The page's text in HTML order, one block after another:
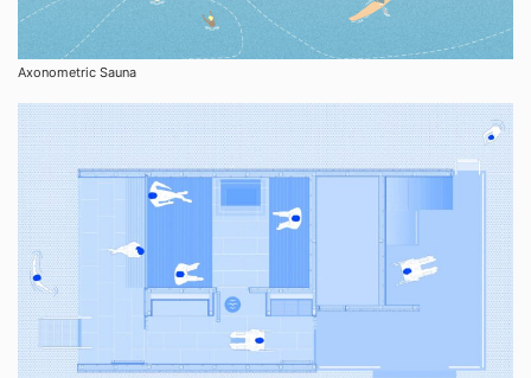
Axonometric Sauna